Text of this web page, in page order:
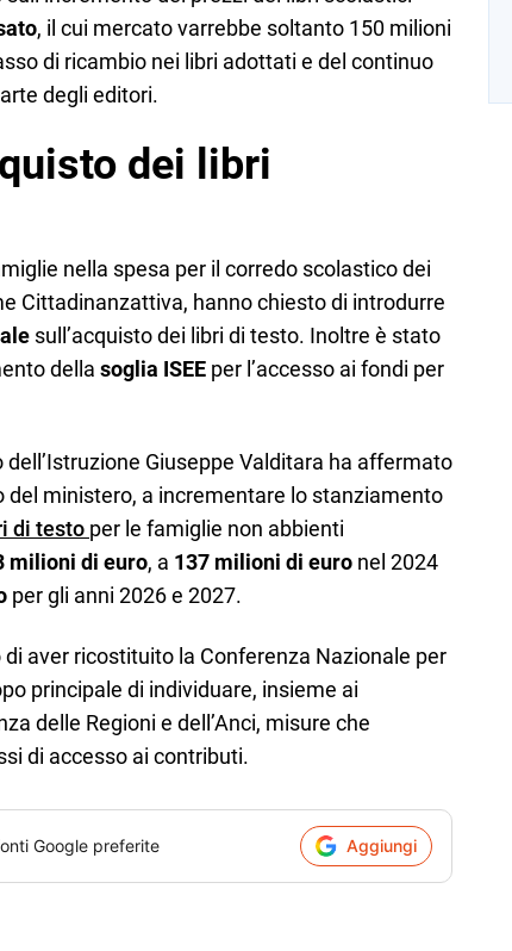
, il cui mercato varrebbe soltanto 150 milioni
di ricambio nei libri adottati e del continuo
degli editori.
dei libri
nella spesa per il corredo scolastico dei
Cittadinanzattiva, hanno chiesto di introdurre
sull’acquisto dei libri di testo. Inoltre è stato
della soglia ISEE per l’accesso ai fondi per
Giuseppe Valditara ha affermato
del ministero, a incrementare lo stanziamento
di testo per le famiglie non abbienti
milioni di euro, a 137 milioni di euro nel 2024
per gli anni 2026 e 2027.
aver ricostituito la Conferenza Nazionale per
principale di individuare, insieme ai
delle Regioni e dell’Anci, misure che
di accesso ai contributi.
Google preferite Aggiungi